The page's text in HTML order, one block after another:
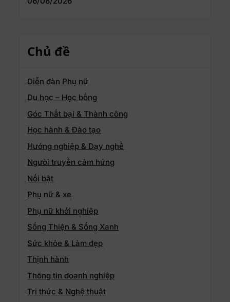
Chủ đề
Diễn đàn Phụ nữ
Du học – Học bổng
Góc Thất bại & Thành công
Học hành & Đào tạo
Hướng nghiệp & Dạy nghề
Người truyền cảm hứng
Nổi bật
Phụ nữ & xe
Phụ nữ khởi nghiệp
Sống Thiện & Sống Xanh
Sức khỏe & Làm đẹp
Thịnh hành
Thông tin doanh nghiệp
Tri thức & Nghệ thuật